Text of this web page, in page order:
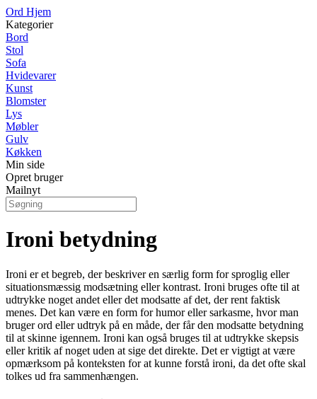
Ord Hjem
Kategorier
Bord
Stol
Sofa
Hvidevarer
Kunst
Blomster
Lys
Møbler
Gulv
Køkken
Min side
Opret bruger
Mailnyt
Ironi betydning
Ironi er et begreb, der beskriver en særlig form for sproglig eller
situationsmæssig modsætning eller kontrast. Ironi bruges ofte til at
udtrykke noget andet eller det modsatte af det, der rent faktisk
menes. Det kan være en form for humor eller sarkasme, hvor man
bruger ord eller udtryk på en måde, der får den modsatte betydning
til at skinne igennem. Ironi kan også bruges til at udtrykke skepsis
eller kritik af noget uden at sige det direkte. Det er vigtigt at være
opmærksom på konteksten for at kunne forstå ironi, da det ofte skal
tolkes ud fra sammenhængen.